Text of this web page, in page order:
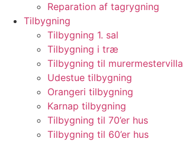
Reparation af tagrygning
Tilbygning
Tilbygning 1. sal
Tilbygning i træ
Tilbygning til murermestervilla
Udestue tilbygning
Orangeri tilbygning
Karnap tilbygning
Tilbygning til 70’er hus
Tilbygning til 60’er hus